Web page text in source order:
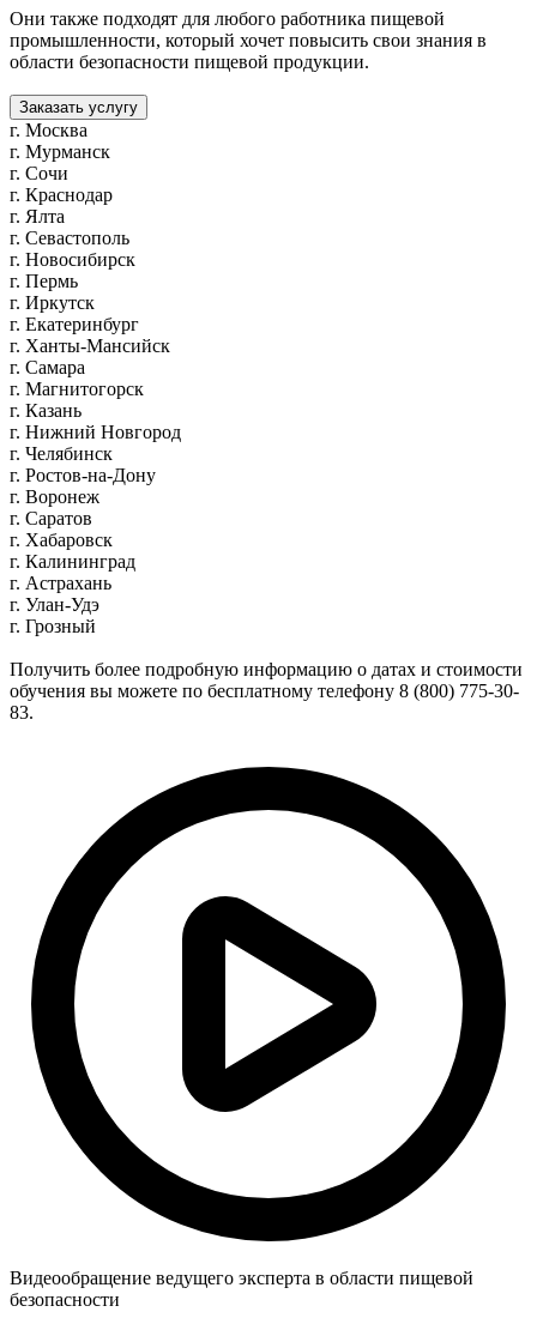
Они также подходят для любого работника пищевой
промышленности, который хочет повысить свои знания в
области безопасности пищевой продукции.
Заказать услугу
г. Москва
г. Мурманск
г. Сочи
г. Краснодар
г. Ялта
г. Севастополь
г. Новосибирск
г. Пермь
г. Иркутск
г. Екатеринбург
г. Ханты-Мансийск
г. Самара
г. Магнитогорск
г. Казань
г. Нижний Новгород
г. Челябинск
г. Ростов-на-Дону
г. Воронеж
г. Саратов
г. Хабаровск
г. Калининград
г. Астрахань
г. Улан-Удэ
г. Грозный
Получить более подробную информацию о датах и стоимости
обучения вы можете по бесплатному телефону 8 (800) 775-30-
83.
Видеообращение ведущего эксперта в области пищевой
безопасности